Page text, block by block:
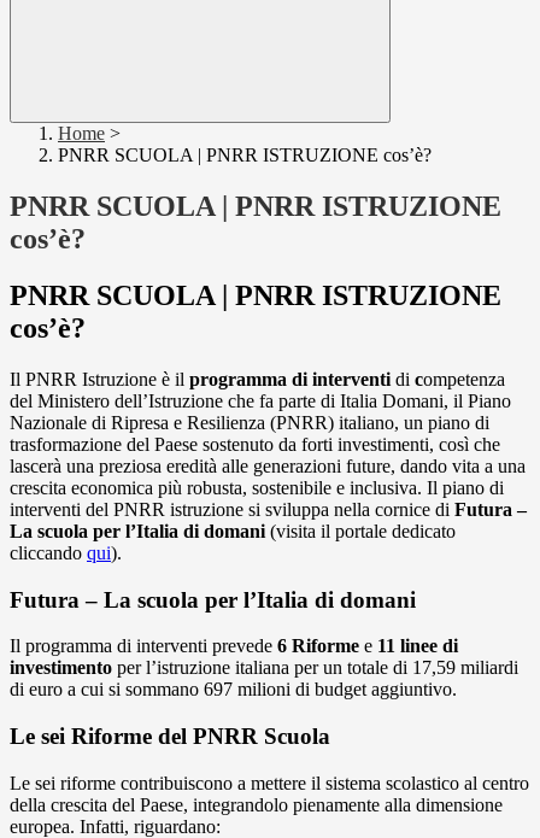
Home >
PNRR SCUOLA | PNRR ISTRUZIONE cos’è?
PNRR SCUOLA | PNRR ISTRUZIONE
cos’è?
PNRR SCUOLA | PNRR ISTRUZIONE
cos’è?
Il PNRR Istruzione è il programma di interventi di competenza
del Ministero dell’Istruzione che fa parte di Italia Domani, il Piano
Nazionale di Ripresa e Resilienza (PNRR) italiano, un piano di
trasformazione del Paese sostenuto da forti investimenti, così che
lascerà una preziosa eredità alle generazioni future, dando vita a una
crescita economica più robusta, sostenibile e inclusiva. Il piano di
interventi del PNRR istruzione si sviluppa nella cornice di Futura –
La scuola per l’Italia di domani (visita il portale dedicato
cliccando qui).
Futura – La scuola per l’Italia di domani
Il programma di interventi prevede 6 Riforme e 11 linee di
investimento per l’istruzione italiana per un totale di 17,59 miliardi
di euro a cui si sommano 697 milioni di budget aggiuntivo.
Le sei Riforme del PNRR Scuola
Le sei riforme contribuiscono a mettere il sistema scolastico al centro
della crescita del Paese, integrandolo pienamente alla dimensione
europea. Infatti, riguardano: